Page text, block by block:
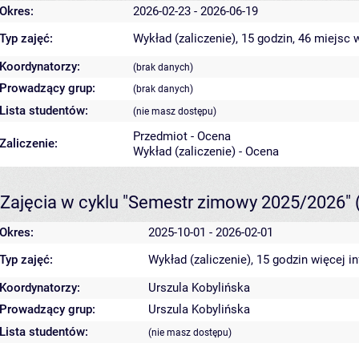
Okres:
2026-02-23 - 2026-06-19
Typ zajęć:
Wykład (zaliczenie), 15 godzin, 46 miejsc
Koordynatorzy:
(brak danych)
Prowadzący grup: (brak danych)
Lista studentów: (nie masz dostępu)
Zaliczenie:
Przedmiot - Ocena
Wykład (zaliczenie) - Ocena
Zajęcia w cyklu "Semestr zimowy 2025/2026"
Okres:
2025-10-01 - 2026-02-01
Typ zajęć:
Wykład (zaliczenie), 15 godzin więcej
Koordynatorzy:
Urszula Kobylińska
Prowadzący grup:
Urszula Kobylińska
Lista studentów:
(nie masz dostępu)